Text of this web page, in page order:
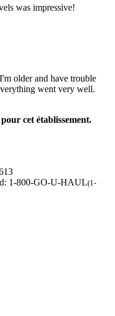
was impressive!
older and have trouble
went very well.
cet établissement.
1-800-GO-U-HAUL(1-